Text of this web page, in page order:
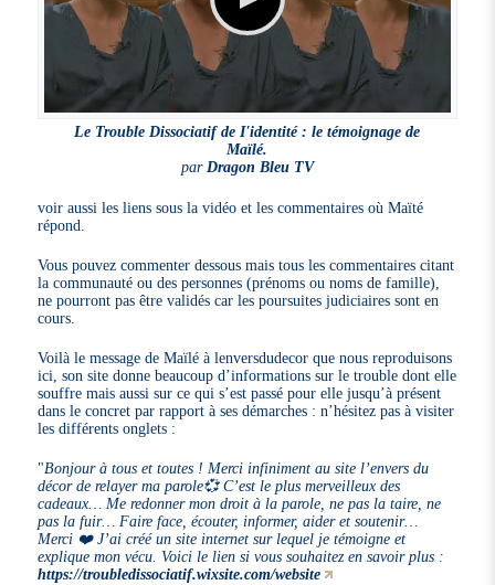
Le Trouble Dissociatif de I'identité : le témoignage de
Maïlé.
parDragon Bleu TV
voir aussi les liens sous la vidéo et les commentaires où Maïté
répond.
Vous pouvez commenter dessous mais tous les commentaires citant
la communauté ou des personnes (prénoms ou noms de famille),
ne pourront pas être validés car les poursuites judiciaires sont en
cours.
Voilà le message de Maïlé à lenversdudecor que nous reproduisons
ici, son site donne beaucoup d’informations sur le trouble dont elle
souffre mais aussi sur ce qui s’est passé pour elle jusqu’à présent
dans le concret par rapport à ses démarches : n’hésitez pas à visiter
les différents onglets :
"Bonjour à tous et toutes ! Merci infiniment au site l’envers du
décor de relayer ma parole💞 C’est le plus merveilleux des
cadeaux… Me redonner mon droit à la parole, ne pas la taire, ne
pas la fuir… Faire face, écouter, informer, aider et soutenir…
Merci ❤️ J’ai créé un site internet sur lequel je témoigne et
explique mon vécu. Voici le lien si vous souhaitez en savoir plus :
https://troubledissociatif.wixsite.com/website